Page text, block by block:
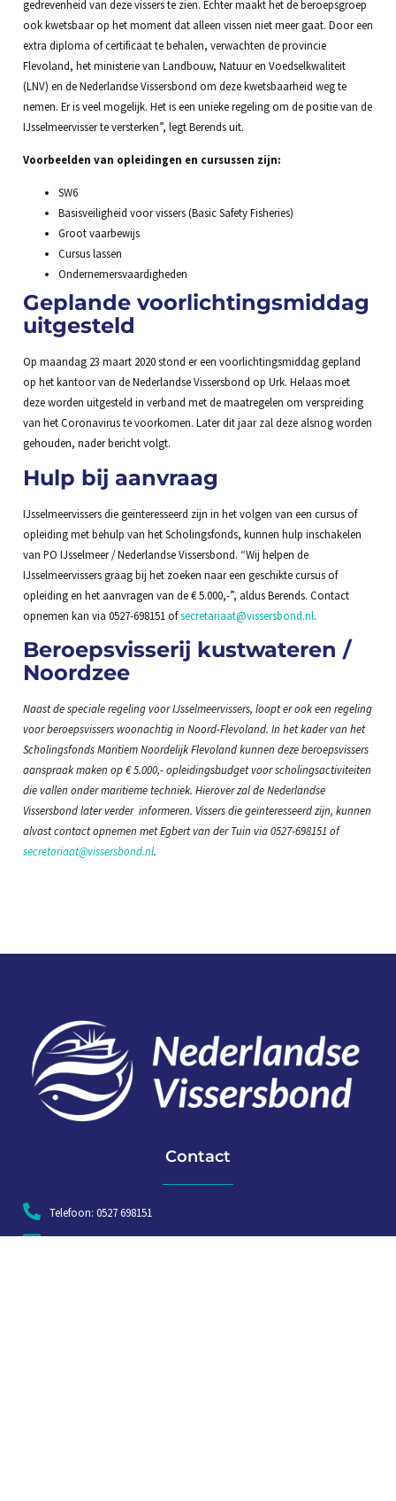
gedrevenheid van deze vissers te zien. Echter maakt het de beroepsgroep
ook kwetsbaar op het moment dat alleen vissen niet meer gaat. Door een
extra diploma of certificaat te behalen, verwachten de provincie
Flevoland, het ministerie van Landbouw, Natuur en Voedselkwaliteit
(LNV) en de Nederlandse Vissersbond om deze kwetsbaarheid weg te
nemen. Er is veel mogelijk. Het is een unieke regeling om de positie van de
IJsselmeervisser te versterken”, legt Berends uit.
Voorbeelden van opleidingen en cursussen zijn:
SW6
Basisveiligheid voor vissers (Basic Safety Fisheries)
Groot vaarbewijs
Cursus lassen
Ondernemersvaardigheden
Geplande voorlichtingsmiddag
uitgesteld
Op maandag 23 maart 2020 stond er een voorlichtingsmiddag gepland
op het kantoor van de Nederlandse Vissersbond op Urk. Helaas moet
deze worden uitgesteld in verband met de maatregelen om verspreiding
van het Coronavirus te voorkomen. Later dit jaar zal deze alsnog worden
gehouden, nader bericht volgt.
Hulp bij aanvraag
IJsselmeervissers die geïnteresseerd zijn in het volgen van een cursus of
opleiding met behulp van het Scholingsfonds, kunnen hulp inschakelen
van PO IJsselmeer / Nederlandse Vissersbond. “Wij helpen de
IJsselmeervissers graag bij het zoeken naar een geschikte cursus of
opleiding en het aanvragen van de € 5.000,-”, aldus Berends. Contact
opnemen kan via 0527-698151 ofsecretariaat@vissersbond.nl.
Beroepsvisserij kustwateren /
Noordzee
Naast de speciale regeling voor IJsselmeervissers, loopt er ook een regeling
voor beroepsvissers woonachtig in Noord-Flevoland. In het kader van het
Scholingsfonds Maritiem Noordelijk Flevoland kunnen deze beroepsvissers
aanspraak maken op € 5.000,- opleidingsbudget voor scholingsactiviteiten
die vallen onder maritieme techniek. Hierover zal de Nederlandse
Vissersbond later verder informeren. Vissers die geïnteresseerd zijn, kunnen
alvast contact opnemen met Egbert van der Tuin via 0527-698151 of
secretariaat@vissersbond.nl.
Contact
Telefoon: 0527 698151